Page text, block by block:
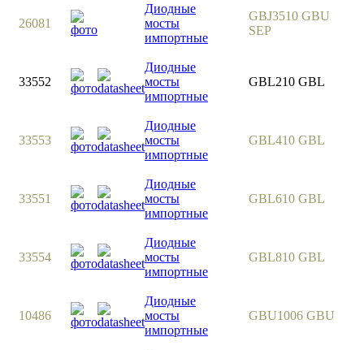
26081
Диодные
мосты
импортные
GBJ3510 GBU
SEP
33552
Диодные
мосты
импортные
GBL210 GBL
33553
Диодные
мосты
импортные
GBL410 GBL
33551
Диодные
мосты
импортные
GBL610 GBL
33554
Диодные
мосты
импортные
GBL810 GBL
10486
Диодные
мосты
импортные
GBU1006 GBU